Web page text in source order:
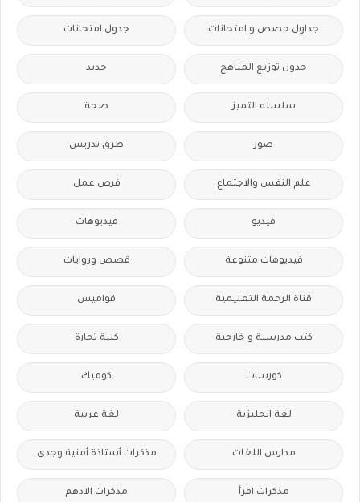
جداول حصص و امتحانات جدول امتحانات
جدول توزيع المناهج جديد
سلسله التميز صحة
صور طرق تدريس
علم النفس والاجتماع فرص عمل
فيديو فيديوهات
فيديوهات متنوعة قصص وروايات
قناة الرحمة التعليمية قواميس
كتب مدرسية و خارجية كلية تجارة
كورسات كوميك
لغة انجليزية لغة عربية
مدارس اللغات مذكرات أستاذة أمنية وجدى
مذكرات اقرأ مذكرات الادهم